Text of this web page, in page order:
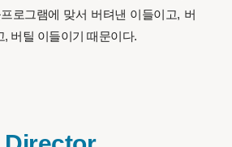
로그램에 맞서 버텨낸 이들이고, 버
, 버틸 이들이기 때문이다.